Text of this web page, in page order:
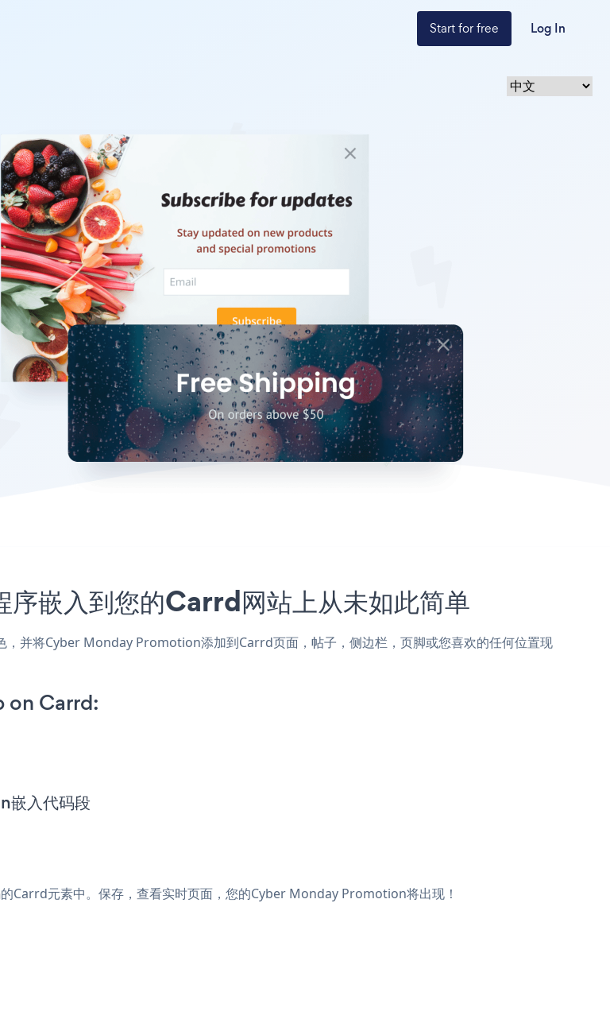
Start for free Log In
嵌入到您的Carrd网站上从未如此简单
并将Cyber Monday Promotion添加到Carrd页面，帖子，侧边栏，页脚或您喜欢的任何位置现
on Carrd:
入代码段
元素中。保存，查看实时页面，您的Cyber Monday Promotion将出现！